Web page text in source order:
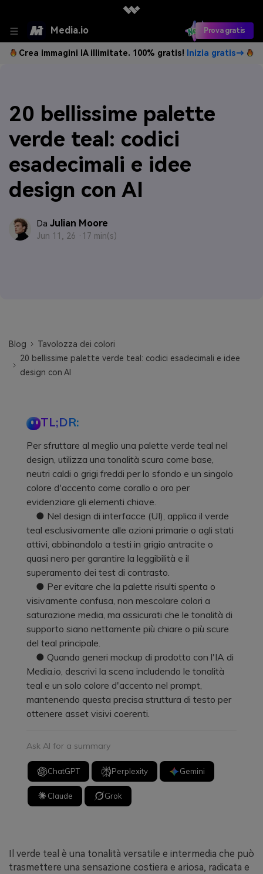
Media.io Prova gratis
Crea immagini IA illimitate. 100% gratis! Inizia gratis→
20 bellissime palette
verde teal: codici
esadecimali e idee
design con AI
Da Julian Moore
Jun 11, 26 · 17 min(s)
Blog
Tavolozza dei colori
20 bellissime palette verde teal: codici esadecimali e idee
design con AI
TL;DR:
Per sfruttare al meglio una palette verde teal nel
design, utilizza una tonalità scura come base,
neutri caldi o grigi freddi per lo sfondo e un singolo
colore d'accento come corallo o oro per
evidenziare gli elementi chiave.
● Nel design di interfacce (UI), applica il verde
teal esclusivamente alle azioni primarie o agli stati
attivi, abbinandolo a testi in grigio antracite o
quasi nero per garantire la leggibilità e il
superamento dei test di contrasto.
● Per evitare che la palette risulti spenta o
visivamente confusa, non mescolare colori a
saturazione media, ma assicurati che le tonalità di
supporto siano nettamente più chiare o più scure
del teal principale.
● Quando generi mockup di prodotto con l'IA di
Media.io, descrivi la scena includendo le tonalità
teal e un solo colore d'accento nel prompt,
mantenendo questa precisa struttura di testo per
ottenere asset visivi coerenti.
Ask AI for a summary
ChatGPT Perplexity Gemini
Claude Grok
Il verde teal è una tonalità versatile e intermedia che può
trasmettere una sensazione costiera e ariosa, radicata e